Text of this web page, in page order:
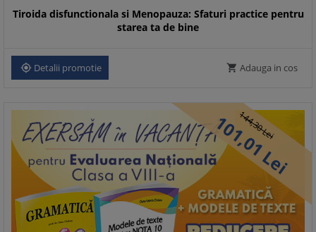
Tiroida disfunctionala si Menopauza: Sfaturi practice pentru
starea ta de bine
 Detalii promotie  Adauga in cos
144,30Lei
101,01Lei